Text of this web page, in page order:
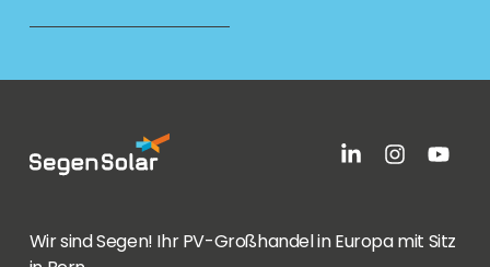
Wir sind Segen! Ihr PV-Großhandel in Europa mit Sitz